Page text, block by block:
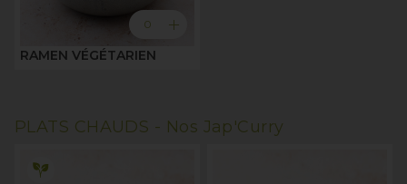
0 add
RAMEN VÉGÉTARIEN
PLATS CHAUDS - Nos Jap'Curry